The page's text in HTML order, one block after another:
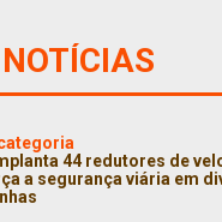
44 redutores de
a segurança viária em